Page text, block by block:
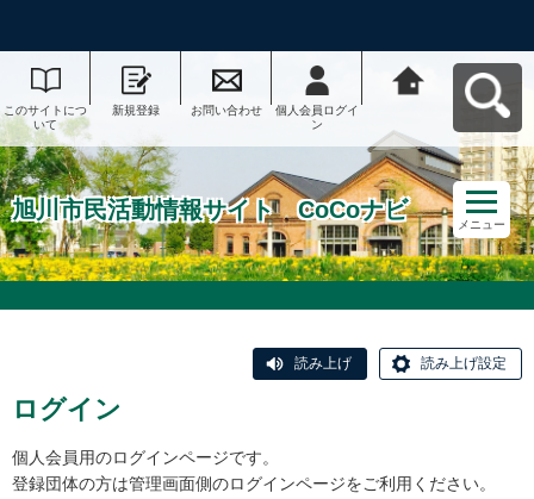
このサイトにつ
いて
新規登録 お問い合わせ
個人会員ログイ
ン
ナビへ戻る
旭川市民活動情報サイト CoCoナビ
メニュー
読み上げ 読み上げ設定
ログイン
個人会員用のログインページです。
登録団体の方は管理画面側のログインページをご利用ください。